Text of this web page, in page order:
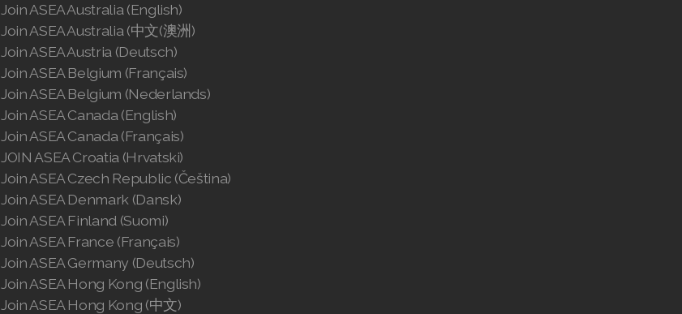
Join ASEA Australia (English)
Join ASEA Australia (中文(澳洲)
Join ASEA Austria (Deutsch)
Join ASEA Belgium (Français)
Join ASEA Belgium (Nederlands)
Join ASEA Canada (English)
Join ASEA Canada (Français)
JOIN ASEA Croatia (Hrvatski)
Join ASEA Czech Republic (Čeština)
Join ASEA Denmark (Dansk)
Join ASEA Finland (Suomi)
Join ASEA France (Français)
Join ASEA Germany (Deutsch)
Join ASEA Hong Kong (English)
Join ASEA Hong Kong (中文)